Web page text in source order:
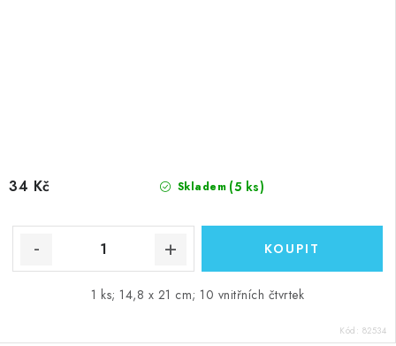
Skladem (5 ks)
34 Kč
1 ks; 14,8 x 21 cm; 10 vnitřních čtvrtek
Kód: 82534